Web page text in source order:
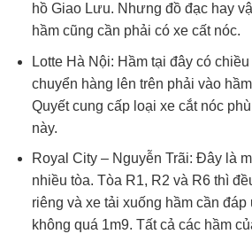
hồ Giao Lưu. Nhưng đồ đạc hay
hầm cũng cần phải có xe cất nóc.
Lotte Hà Nội: Hầm tại đây có
chuyển hàng lên trên phải vào
Quyết cung cấp loại xe cắt nóc
này.
Royal City – Nguyễn Trãi: Đây là
nhiều tòa. Tòa R1, R2 và R6 thì
riêng và xe tải xuống hầm cần
không quá 1m9. Tất cả các hầm